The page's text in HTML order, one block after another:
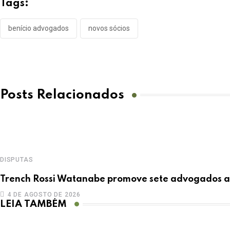
Tags:
benício advogados novos sócios
Posts Relacionados
DISPUTAS
Trench Rossi Watanabe promove sete advogados
4 DE AGOSTO DE 2026
LEIA TAMBÉM